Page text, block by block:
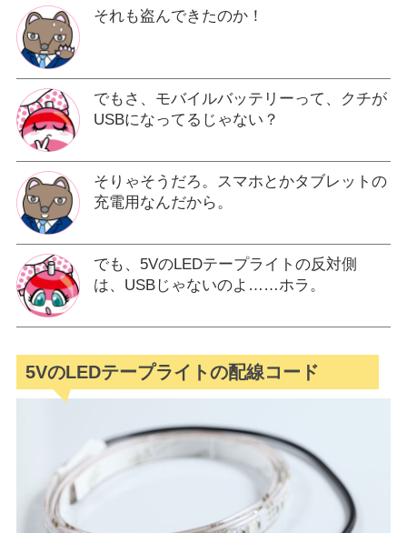
それも盗んできたのか！
でもさ、モバイルバッテリーって、クチが
USBになってるじゃない？
そりゃそうだろ。スマホとかタブレットの
充電用なんだから。
でも、5VのLEDテープライトの反対側
は、USBじゃないのよ……ホラ。
5VのLEDテープライトの配線コード